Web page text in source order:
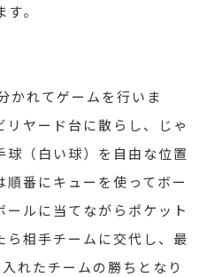
。
かれてゲームを行いま
リヤード台に散らし、じゃ
球（白い球）を自由な位置
番にキューを使ってボー
ールに当てながらポケット
ら相手チームに交代し、最
れたチームの勝ちとなり